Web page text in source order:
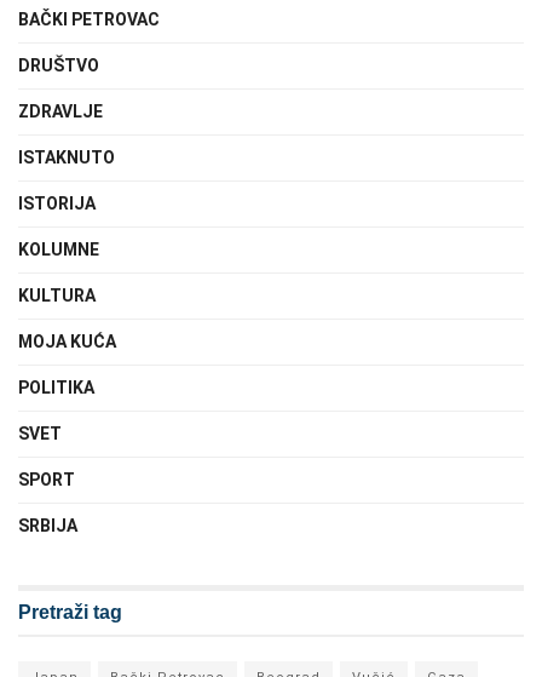
BAČKI PETROVAC
DRUŠTVO
ZDRAVLJE
ISTAKNUTO
ISTORIJA
KOLUMNE
KULTURA
MOJA KUĆA
POLITIKA
SVET
SPORT
SRBIJA
Pretraži tag